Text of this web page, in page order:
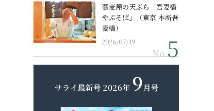
蕎麦屋の天ぷら「吾妻橋
やぶそば」（東京 本所吾
妻橋）
2026/07/19
No.
サライ最新号 2026年 9月号